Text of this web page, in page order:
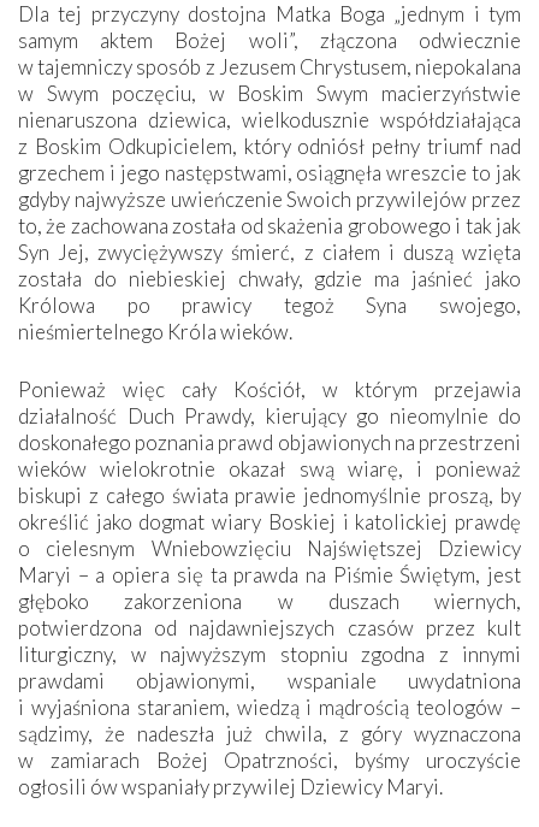
Dla tej przyczyny dostojna Matka Boga „jednym i tym
samym aktem Bożej woli”, złączona odwiecznie
w tajemniczy sposób z Jezusem Chrystusem, niepokalana
w Swym poczęciu, w Boskim Swym macierzyństwie
nienaruszona dziewica, wielkodusznie współdziałająca
z Boskim Odkupicielem, który odniósł pełny triumf nad
grzechem i jego następstwami, osiągnęła wreszcie to jak
gdyby najwyższe uwieńczenie Swoich przywilejów przez
to, że zachowana została od skażenia grobowego i tak jak
Syn Jej, zwyciężywszy śmierć, z ciałem i duszą wzięta
została do niebieskiej chwały, gdzie ma jaśnieć jako
Królowa po prawicy tegoż Syna swojego,
nieśmiertelnego Króla wieków.
Ponieważ więc cały Kościół, w którym przejawia
działalność Duch Prawdy, kierujący go nieomylnie do
doskonałego poznania prawd objawionych na przestrzeni
wieków wielokrotnie okazał swą wiarę, i ponieważ
biskupi z całego świata prawie jednomyślnie proszą, by
określić jako dogmat wiary Boskiej i katolickiej prawdę
o cielesnym Wniebowzięciu Najświętszej Dziewicy
Maryi – a opiera się ta prawda na Piśmie Świętym, jest
głęboko zakorzeniona w duszach wiernych,
potwierdzona od najdawniejszych czasów przez kult
liturgiczny, w najwyższym stopniu zgodna z innymi
prawdami objawionymi, wspaniale uwydatniona
i wyjaśniona staraniem, wiedzą i mądrością teologów –
sądzimy, że nadeszła już chwila, z góry wyznaczona
w zamiarach Bożej Opatrzności, byśmy uroczyście
ogłosili ów wspaniały przywilej Dziewicy Maryi.